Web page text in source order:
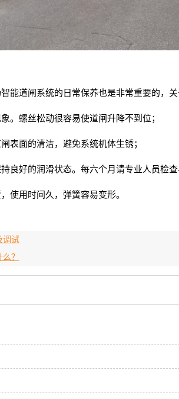
能道闸系统的日常保养也是非常重要的，关
。螺丝松动很容易使道闸升降不到位；
表面的清洁，避免系统机体生锈；
良好的润滑状态。每六个月请专业人员检查
使用时间久，弹簧容易变形。
调试
？